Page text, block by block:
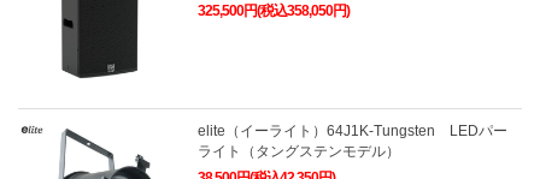
325,500円(税込358,050円)
elite（イーライト）64J1K-Tungsten LEDパー
ライト（タングステンモデル）